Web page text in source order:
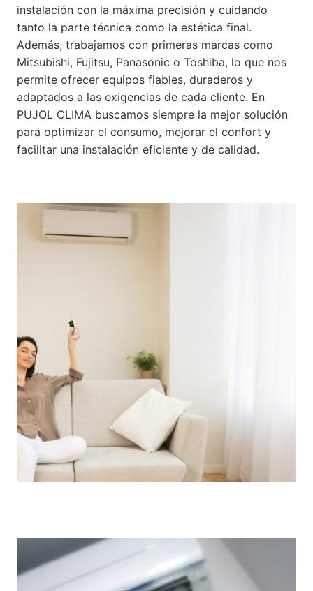
instalación con la máxima precisión y cuidando
tanto la parte técnica como la estética final.
Además, trabajamos con primeras marcas como
Mitsubishi, Fujitsu, Panasonic o Toshiba, lo que nos
permite ofrecer equipos fiables, duraderos y
adaptados a las exigencias de cada cliente. En
PUJOL CLIMA buscamos siempre la mejor solución
para optimizar el consumo, mejorar el confort y
facilitar una instalación eficiente y de calidad.